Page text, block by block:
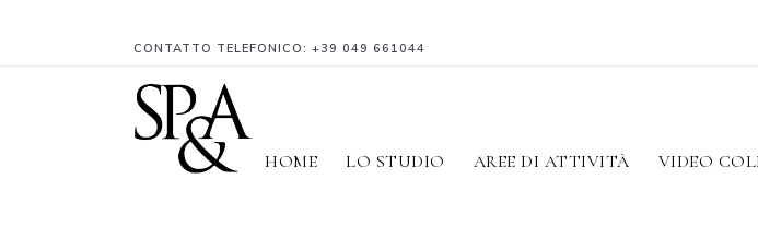
CONTATTO TELEFONICO: +39 049 661044
HOME LO STUDIO AREE DI ATTIVITÀ VIDEO